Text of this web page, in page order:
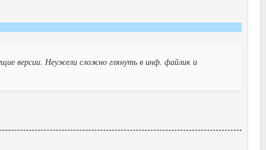
версии. Неужели сложно глянуть в инф. файлик и